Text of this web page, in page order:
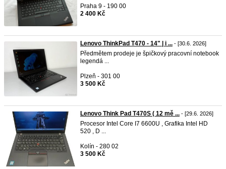
Praha 9 - 190 00
2 400 Kč
Lenovo ThinkPad T470 - 14" | i ... - [30.6. 2026]
Předmětem prodeje je špičkový pracovní notebook
legendá ...
Plzeň - 301 00
3 500 Kč
Lenovo Think Pad T470S ( 12 mě ... - [29.6. 2026]
Procesor Intel Core I7 6600U , Grafika Intel HD
520 , D ...
Kolín - 280 02
3 500 Kč